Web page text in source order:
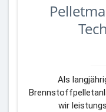
Als
wir